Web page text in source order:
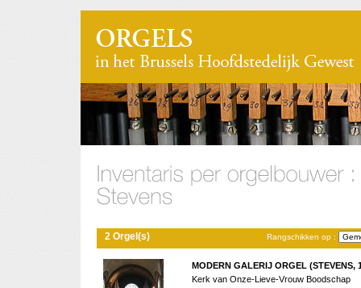
Rangschikken op :
2 Orgel(s)
MODERN GALERIJ ORGEL (STEVENS,
Kerk van Onze-Lieve-Vrouw Boodschap